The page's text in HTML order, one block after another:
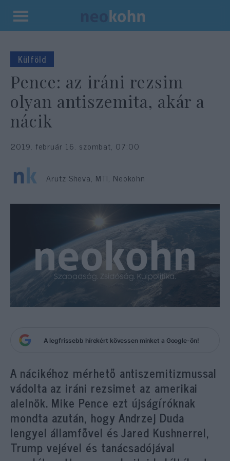
Kilépés
tartalomba
Külföld
Pence: az iráni rezsim
olyan antiszemita, akár a
nácik
2019. február 16. szombat, 07:00
Arutz Sheva, MTI, Neokohn
A legfrissebb hírekért kövessen minket a Google-ön!
A nácikéhoz mérhető antiszemitizmussal
vádolta az iráni rezsimet az amerikai
alelnök. Mike Pence ezt újságíróknak
mondta azután, hogy Andrzej Duda
lengyel államfővel és Jared Kushnerrel,
Trump vejével és tanácsadójával